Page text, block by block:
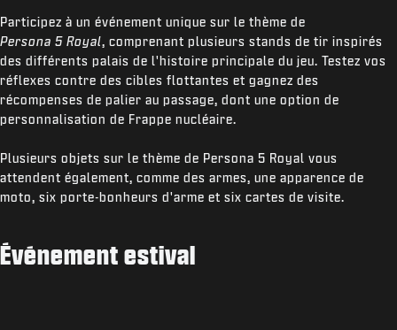
Participez à un événement unique sur le thème de
Persona 5 Royal, comprenant plusieurs stands de tir inspirés
des différents palais de l'histoire principale du jeu. Testez vos
réflexes contre des cibles flottantes et gagnez des
récompenses de palier au passage, dont une option de
personnalisation de Frappe nucléaire.
Plusieurs objets sur le thème de Persona 5 Royal vous
attendent également, comme des armes, une apparence de
moto, six porte-bonheurs d'arme et six cartes de visite.
Événement estival